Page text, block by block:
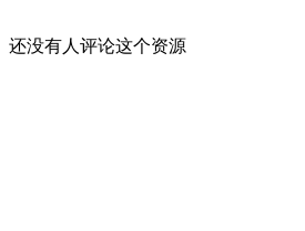
还没有人评论这个资源